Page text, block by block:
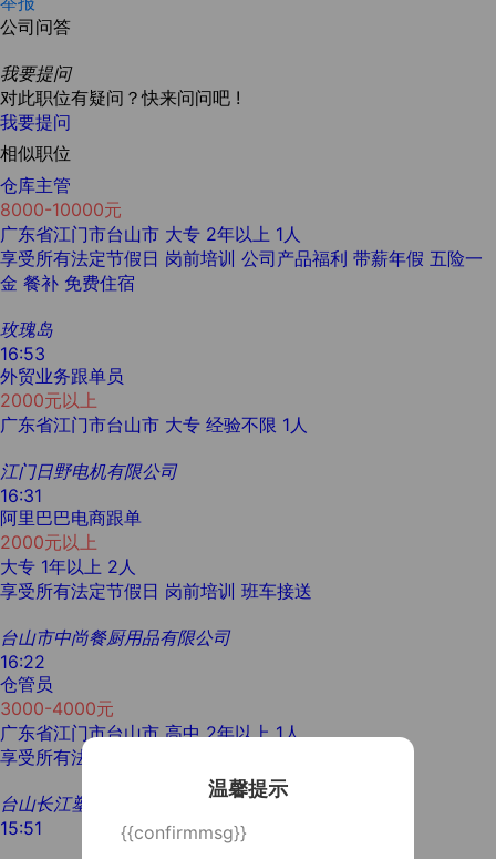
公司问答
我要提问
对此职位有疑问？快来问问吧 !
我要提问
相似职位
仓库主管
8000-10000元
广东省江门市台山市 大专 2年以上 1人
享受所有法定节假日 岗前培训 公司产品福利 带薪年假 五险一
金 餐补 免费住宿
玫瑰岛
16:53
外贸业务跟单员
2000元以上
广东省江门市台山市 大专 经验不限 1人
江门日野电机有限公司
16:31
阿里巴巴电商跟单
2000元以上
大专 1年以上 2人
享受所有法定节假日 岗前培训 班车接送
台山市中尚餐厨用品有限公司
16:22
仓管员
3000-4000元
广东省江门市台山市高中 2年以上 1人
享受所有法定节假日
台山长江塑料制品有限公司
15:51
温馨提示
{{confirmmsg}}